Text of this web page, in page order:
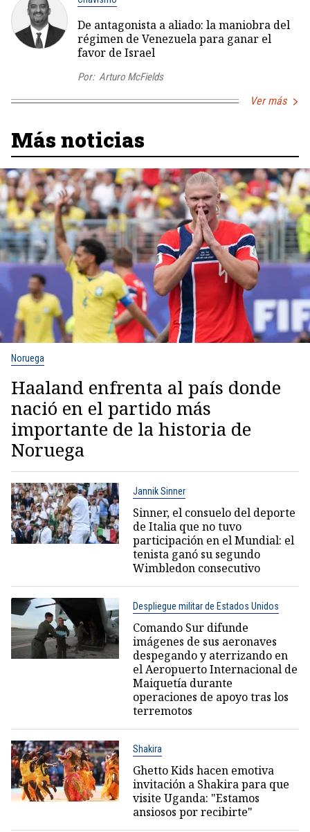
De antagonista a aliado: la maniobra del
régimen de Venezuela para ganar el
favor de Israel
Por: Arturo McFields
Ver más
Más noticias
Noruega
Haaland enfrenta al país donde
nació en el partido más
importante de la historia de
Noruega
Jannik Sinner
Sinner, el consuelo del deporte
de Italia que no tuvo
participación en el Mundial: el
tenista ganó su segundo
Wimbledon consecutivo
Despliegue militar de Estados Unidos
Comando Sur difunde
imágenes de sus aeronaves
despegando y aterrizando en
el Aeropuerto Internacional de
Maiquetía durante
operaciones de apoyo tras los
terremotos
Shakira
Ghetto Kids hacen emotiva
invitación a Shakira para que
visite Uganda: "Estamos
ansiosos por recibirte"